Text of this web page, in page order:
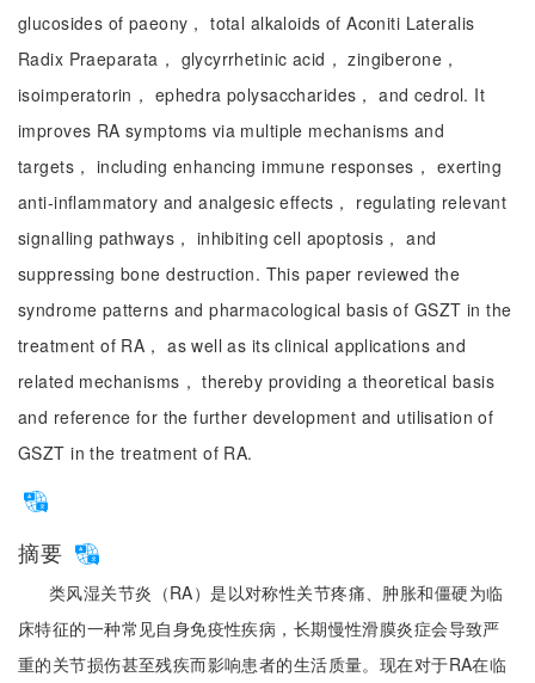
glucosides of paeony， total alkaloids of Aconiti Lateralis
Radix Praeparata， glycyrrhetinic acid， zingiberone，
isoimperatorin， ephedra polysaccharides， and cedrol. It
improves RA symptoms via multiple mechanisms and
targets， including enhancing immune responses， exerting
anti-inflammatory and analgesic effects， regulating relevant
signalling pathways， inhibiting cell apoptosis， and
suppressing bone destruction. This paper reviewed the
syndrome patterns and pharmacological basis of GSZT in the
treatment of RA， as well as its clinical applications and
related mechanisms， thereby providing a theoretical basis
and reference for the further development and utilisation of
GSZT in the treatment of RA.
摘要
类风湿关节炎（RA）是以对称性关节疼痛、肿胀和僵硬为临
床特征的一种常见自身免疫性疾病，长期慢性滑膜炎症会导致严
重的关节损伤甚至残疾而影响患者的生活质量。现在对于RA在临